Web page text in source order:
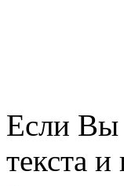
Если Вы
текста